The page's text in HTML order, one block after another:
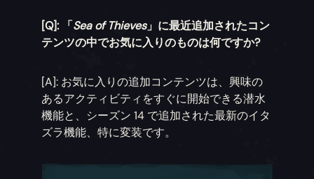
[Q]: 「Sea of Thieves」に最近追加されたコン
テンツの中でお気に入りのものは何ですか?
[A]: お気に入りの追加コンテンツは、興味の
あるアクティビティをすぐに開始できる潜水
機能と、シーズン 14 で追加された最新のイタ
ズラ機能、特に変装です。